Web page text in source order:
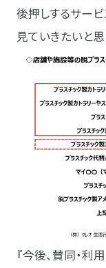
後押しするサービ
見ていきたいと思
『今後、賛同・利